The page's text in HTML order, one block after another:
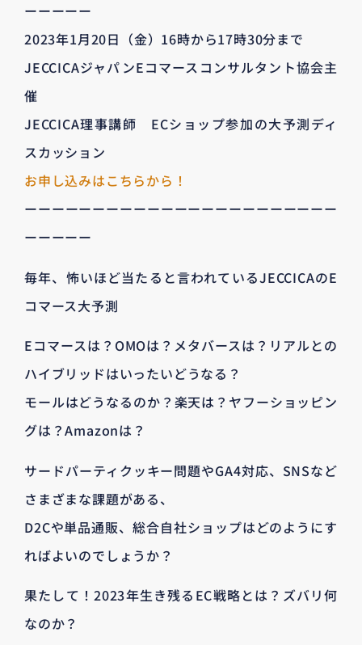
ーーーーー
2023年1月20日（金）16時から17時30分まで
JECCICAジャパンEコマースコンサルタント協会主
催
JECCICA理事講師 ECショップ参加の大予測ディ
スカッション
お申し込みはこちらから！
ーーーーーーーーーーーーーーーーーーーーーーー
ーーーーー
毎年、怖いほど当たると言われているJECCICAのE
コマース大予測
Eコマースは？OMOは？メタバースは？リアルとの
ハイブリッドはいったいどうなる？
モールはどうなるのか？楽天は？ヤフーショッピン
グは？Amazonは？
サードパーティクッキー問題やGA4対応、SNSなど
さまざまな課題がある、
D2Cや単品通販、総合自社ショップはどのようにす
ればよいのでしょうか？
果たして！2023年生き残るEC戦略とは？ズバリ何
なのか？